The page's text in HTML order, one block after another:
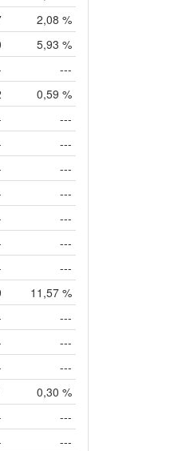
2,08 %
5,93 %
---
0,59 %
---
---
---
---
---
---
---
11,57 %
---
---
---
0,30 %
---
---